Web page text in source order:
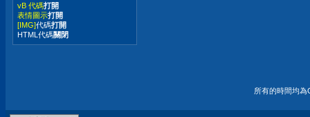
vB 代碼打開
表情圖示打開
[IMG]代碼打開
HTML代碼關閉
所有的時間均為